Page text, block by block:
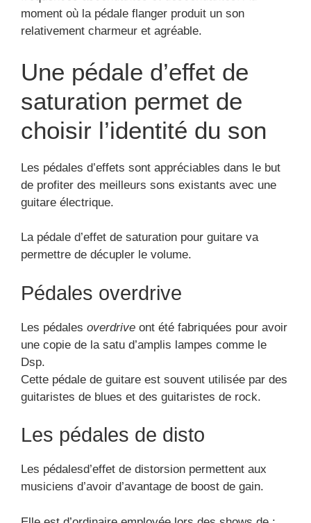
moment où la pédale flanger produit un son
relativement charmeur et agréable.
Une pédale d’effet de
saturation permet de
choisir l’identité du son
Les pédales d’effets sont appréciables dans le but
de profiter des meilleurs sons existants avec une
guitare électrique.
La pédale d’effet de saturation pour guitare va
permettre de décupler le volume.
Pédales overdrive
Les pédales overdrive
ont été fabriquées pour avoir
une copie de la satu d’amplis lampes comme le
Dsp.
Cette pédale de guitare est souvent utilisée par des
guitaristes de blues et des guitaristes de rock.
Les pédales de disto
Les pédalesd’effet de distorsion permettent aux
musiciens d’avoir d’avantage de boost de gain.
Elle est d’ordinaire employée lors des shows de :